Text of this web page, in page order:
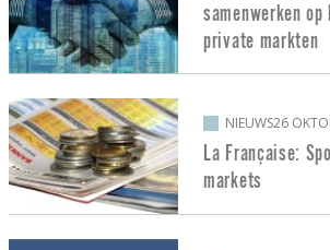
samenwerken
private markten
NIEUWS26
La Française:
markets